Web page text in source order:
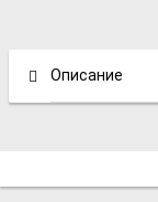
Описание